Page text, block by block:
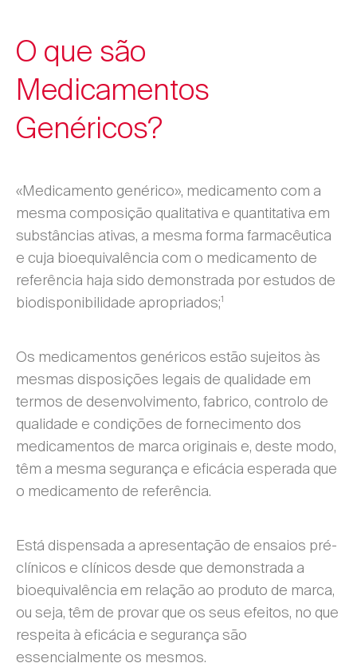
O que são
Medicamentos
Genéricos?
«Medicamento genérico», medicamento com a
mesma composição qualitativa e quantitativa em
substâncias ativas, a mesma forma farmacêutica
e cuja bioequivalência com o medicamento de
referência haja sido demonstrada por estudos de
biodisponibilidade apropriados;1
Os medicamentos genéricos estão sujeitos às
mesmas disposições legais de qualidade em
termos de desenvolvimento, fabrico, controlo de
qualidade e condições de fornecimento dos
medicamentos de marca originais e, deste modo,
têm a mesma segurança e eficácia esperada que
o medicamento de referência.
Está dispensada a apresentação de ensaios pré-
clínicos e clínicos desde que demonstrada a
bioequivalência em relação ao produto de marca,
ou seja, têm de provar que os seus efeitos, no que
respeita à eficácia e segurança são
essencialmente os mesmos.